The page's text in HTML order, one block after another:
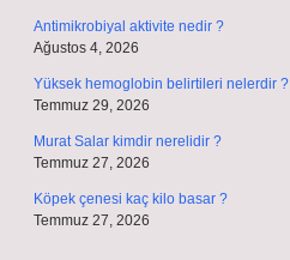
Antimikrobiyal aktivite nedir ?
Ağustos 4, 2026
Yüksek hemoglobin belirtileri nelerdir ?
Temmuz 29, 2026
Murat Salar kimdir nerelidir ?
Temmuz 27, 2026
Köpek çenesi kaç kilo basar ?
Temmuz 27, 2026